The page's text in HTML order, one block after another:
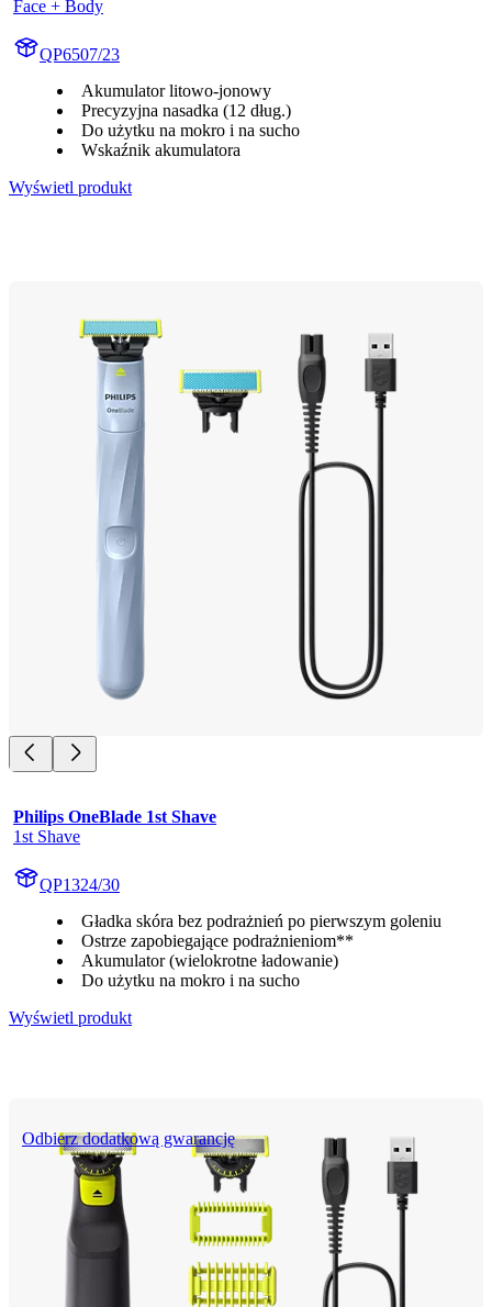
Face + Body
QP6507/23
Akumulator litowo-jonowy
Precyzyjna nasadka (12 dług.)
Do użytku na mokro i na sucho
Wskaźnik akumulatora
Wyświetl produkt
Philips OneBlade 1st Shave
1st Shave
QP1324/30
Gładka skóra bez podrażnień po pierwszym goleniu
Ostrze zapobiegające podrażnieniom**
Akumulator (wielokrotne ładowanie)
Do użytku na mokro i na sucho
Wyświetl produkt
Odbierz dodatkową gwarancję